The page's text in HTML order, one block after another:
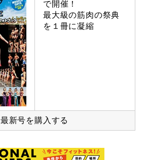
で開催！
最大級の筋肉の祭典
を１冊に凝縮
最新号を購入する